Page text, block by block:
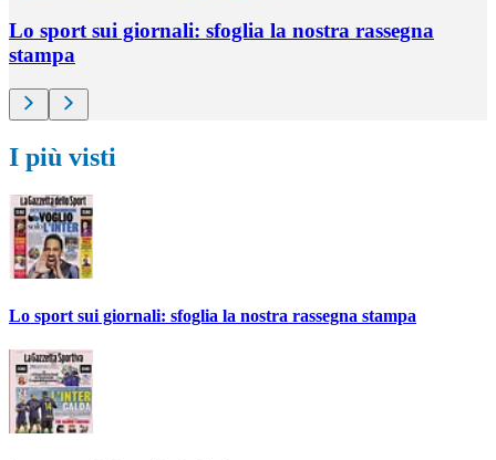
Lo sport sui giornali: sfoglia la nostra rassegna
stampa
I più visti
Lo sport sui giornali: sfoglia la nostra rassegna stampa